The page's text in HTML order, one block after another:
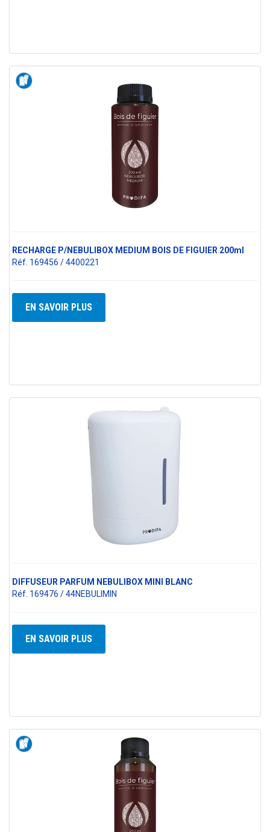
RECHARGE P/NEBULIBOX MEDIUM BOIS DE FIGUIER 200ml
Réf. 169456 / 4400221
EN SAVOIR PLUS
DIFFUSEUR PARFUM NEBULIBOX MINI BLANC
Réf. 169476 / 44NEBULIMIN
EN SAVOIR PLUS